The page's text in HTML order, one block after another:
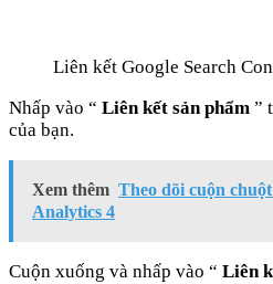
Liên kết Google Search
Nhấp vào “ Liên kết sản phẩm ”
của bạn.
Xem thêm Theo dõi cuộn
Analytics 4
Cuộn xuống và nhấp vào “ Liên